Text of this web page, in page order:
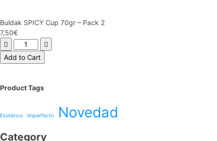
Buldak SPICY Cup 70gr – Pack 2
7,50€
Buldak
SPICY
Cup
Pack
cantidad
Add to Cart
Product Tags
Esotérico Imperfecto Novedad
Category